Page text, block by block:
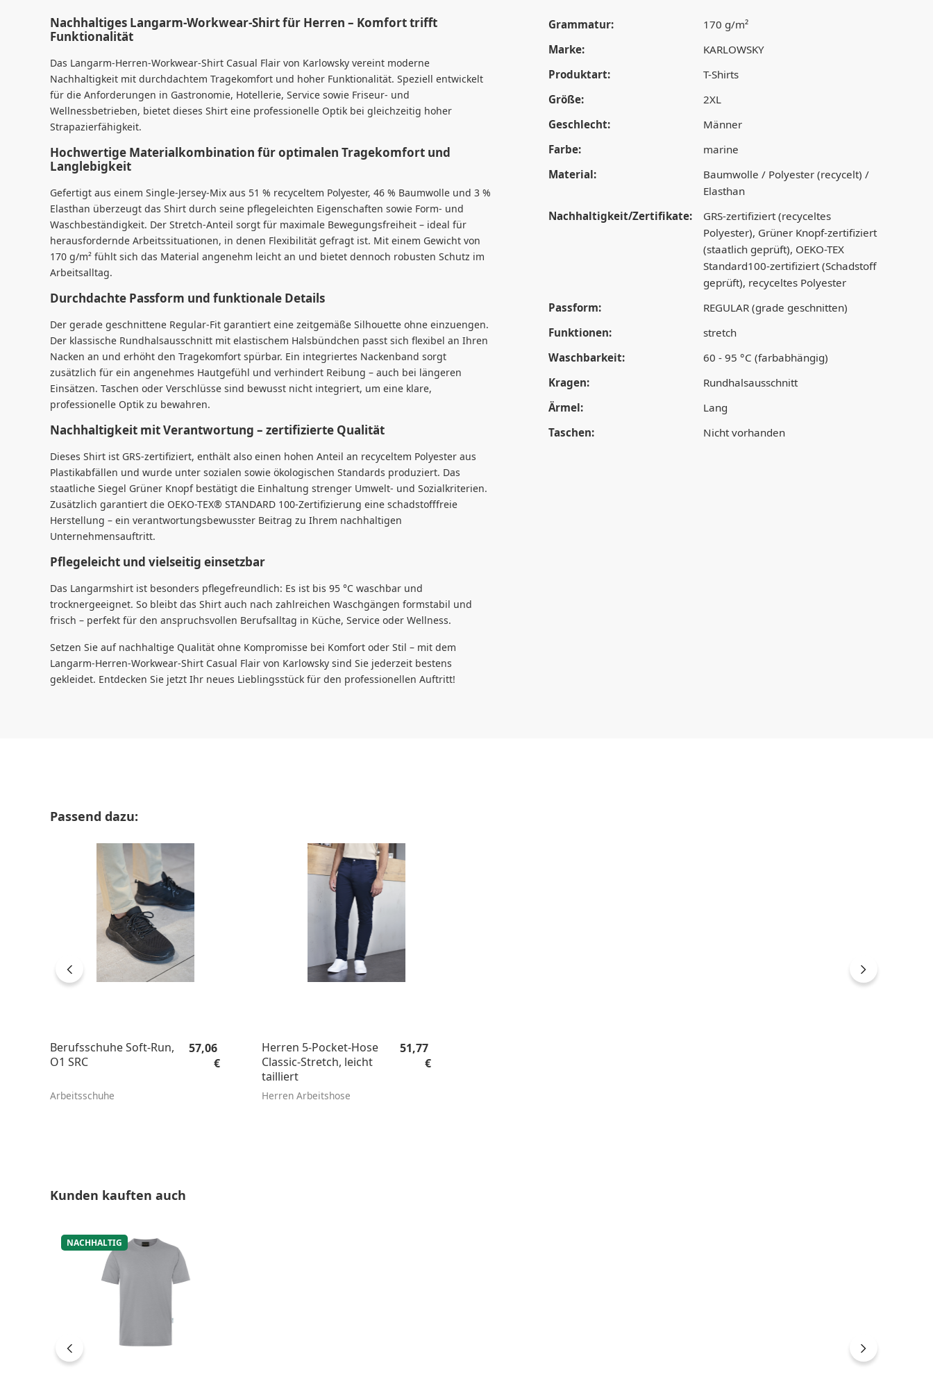
Nachhaltiges Langarm-Workwear-Shirt für Herren – Komfort trifft
Funktionalität
Das Langarm-Herren-Workwear-Shirt Casual Flair von Karlowsky vereint moderne
Nachhaltigkeit mit durchdachtem Tragekomfort und hoher Funktionalität. Speziell entwickelt
für die Anforderungen in Gastronomie, Hotellerie, Service sowie Friseur- und
Wellnessbetrieben, bietet dieses Shirt eine professionelle Optik bei gleichzeitig hoher
Strapazierfähigkeit.
Hochwertige Materialkombination für optimalen Tragekomfort und
Langlebigkeit
Gefertigt aus einem Single-Jersey-Mix aus 51 % recyceltem Polyester, 46 % Baumwolle und 3 %
Elasthan überzeugt das Shirt durch seine pflegeleichten Eigenschaften sowie Form- und
Waschbeständigkeit. Der Stretch-Anteil sorgt für maximale Bewegungsfreiheit – ideal für
herausfordernde Arbeitssituationen, in denen Flexibilität gefragt ist. Mit einem Gewicht von
170 g/m² fühlt sich das Material angenehm leicht an und bietet dennoch robusten Schutz im
Arbeitsalltag.
Durchdachte Passform und funktionale Details
Der gerade geschnittene Regular-Fit garantiert eine zeitgemäße Silhouette ohne einzuengen.
Der klassische Rundhalsausschnitt mit elastischem Halsbündchen passt sich flexibel an Ihren
Nacken an und erhöht den Tragekomfort spürbar. Ein integriertes Nackenband sorgt
zusätzlich für ein angenehmes Hautgefühl und verhindert Reibung – auch bei längeren
Einsätzen. Taschen oder Verschlüsse sind bewusst nicht integriert, um eine klare,
professionelle Optik zu bewahren.
Nachhaltigkeit mit Verantwortung – zertifizierte Qualität
Dieses Shirt ist GRS-zertifiziert, enthält also einen hohen Anteil an recyceltem Polyester aus
Plastikabfällen und wurde unter sozialen sowie ökologischen Standards produziert. Das
staatliche Siegel Grüner Knopf bestätigt die Einhaltung strenger Umwelt- und Sozialkriterien.
Zusätzlich garantiert die OEKO-TEX® STANDARD 100-Zertifizierung eine schadstofffreie
Herstellung – ein verantwortungsbewusster Beitrag zu Ihrem nachhaltigen
Unternehmensauftritt.
Pflegeleicht und vielseitig einsetzbar
Das Langarmshirt ist besonders pflegefreundlich: Es ist bis 95 °C waschbar und
trocknergeeignet. So bleibt das Shirt auch nach zahlreichen Waschgängen formstabil und
frisch – perfekt für den anspruchsvollen Berufsalltag in Küche, Service oder Wellness.
Setzen Sie auf nachhaltige Qualität ohne Kompromisse bei Komfort oder Stil – mit dem
Langarm-Herren-Workwear-Shirt Casual Flair von Karlowsky sind Sie jederzeit bestens
gekleidet. Entdecken Sie jetzt Ihr neues Lieblingsstück für den professionellen Auftritt!
Grammatur:
170 g/m²
Marke:
KARLOWSKY
Produktart:
T-Shirts
Größe:
2XL
Geschlecht:
Männer
Farbe:
marine
Material:
Baumwolle / Polyester (recycelt) /
Elasthan
Nachhaltigkeit/Zertifikate:
GRS-zertifiziert (recyceltes
Polyester), Grüner Knopf-zertifiziert
(staatlich geprüft), OEKO-TEX
Standard100-zertifiziert (Schadstoff
geprüft), recyceltes Polyester
Passform:
REGULAR (grade geschnitten)
Funktionen:
stretch
Waschbarkeit:
60 - 95 °C (farbabhängig)
Kragen:
Rundhalsausschnitt
Ärmel:
Lang
Taschen:
Nicht vorhanden
Produktgalerie überspringen
Passend dazu:
Berufsschuhe Soft-Run,
O1 SRC
Arbeitsschuhe
Regulärer Preis:
57,06
€
Herren 5-Pocket-Hose
Classic-Stretch, leicht
tailliert
Herren Arbeitshose
Regulärer Preis:
51,77
€
Produktgalerie überspringen
Kunden kauften auch
NACHHALTIG